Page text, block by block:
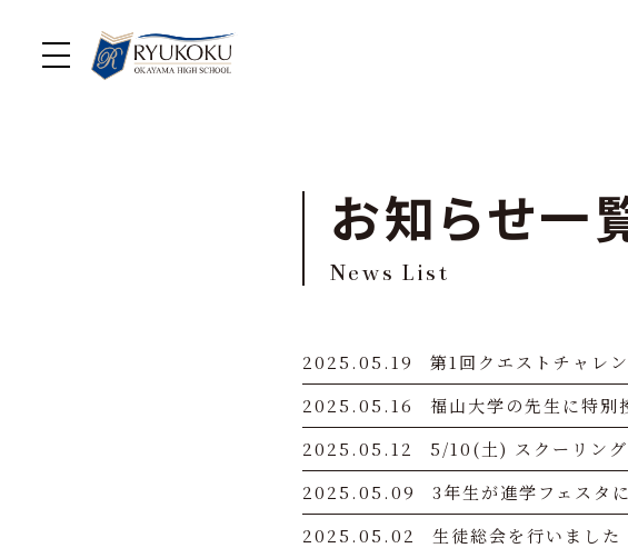
お知らせ一
News List
2025.05.19
第1回クエストチャレ
2025.05.16
福山大学の先生に特別
2025.05.12
5/10(土) スクーリング
2025.05.09
3年生が進学フェスタ
2025.05.02
生徒総会を行いました